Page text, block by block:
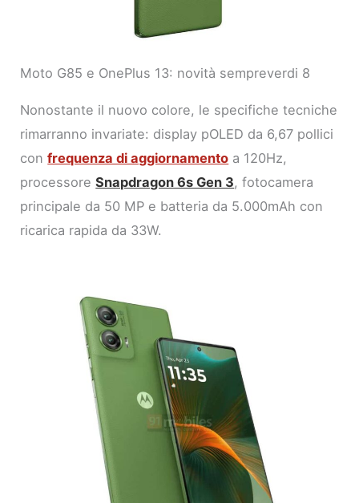
Moto G85 e OnePlus 13: novità sempreverdi 8
Nonostante il nuovo colore, le specifiche tecniche
rimarranno invariate: display pOLED da 6,67 pollici
confrequenza di aggiornamento a 120Hz,
processoreSnapdragon 6s Gen 3, fotocamera
principale da 50 MP e batteria da 5.000mAh con
ricarica rapida da 33W.